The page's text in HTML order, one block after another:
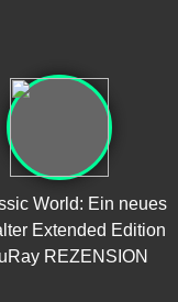
World: Ein neues
Extended Edition
REZENSION